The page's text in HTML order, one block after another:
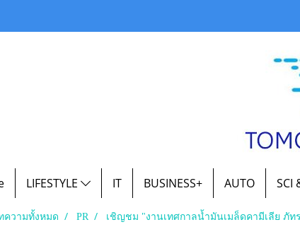
LIFESTYLE IT BUSINESS+ AUTO SCI
ความทั้งหมด PR เชิญชม "งานเทศกาลน้ำมันเมล็ดคามีเลีย ภัท